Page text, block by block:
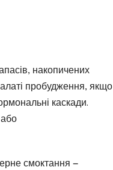
накопичених
пробудження, якщо
каскади.
смоктання —